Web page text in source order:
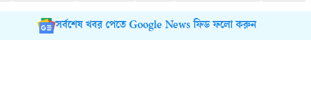
সর্বশেষ খবর পেতে Google News ফিড ফলো করুন